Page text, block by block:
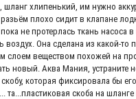
шланг хлипенький, им нужно
плохо сидит в клапане
не протерлась ткань насоса в
воздух. Она сделана из какой-то
слоем веществом похожей на
новый. Аква Мания, устраните
которая фиксировала бы
та...пластиковая скоба на